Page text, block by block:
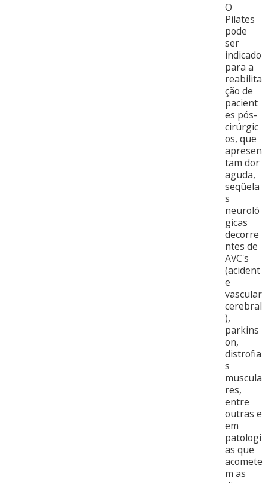
O
Pilates
pode
ser
indicado
para a
reabilita
ção de
pacient
es pós-
cirúrgic
os, que
apresen
tam dor
aguda,
seqüela
s
neuroló
gicas
decorre
ntes de
AVC's
(acident
e
vascular
cerebral
),
parkins
on,
distrofia
s
muscula
res,
entre
outras e
em
patologi
as que
acomete
m as